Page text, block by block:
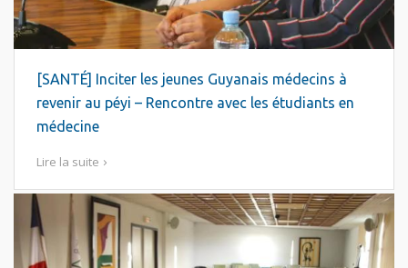
[SANTÉ] Inciter les jeunes Guyanais médecins à
revenir au péyi – Rencontre avec les étudiants en
médecine
Lire la suite